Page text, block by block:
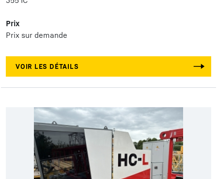
Prix
Prix sur demande
VOIR LES DÉTAILS